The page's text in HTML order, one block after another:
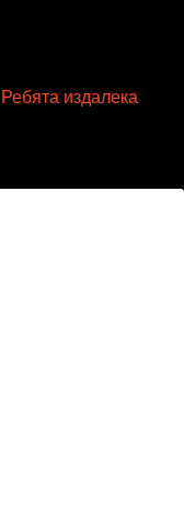
Ребята издалека